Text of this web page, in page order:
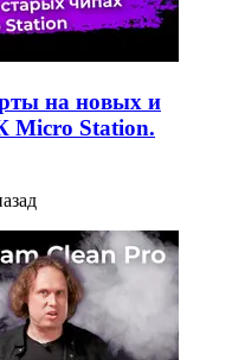
на новых и
Micro Station.